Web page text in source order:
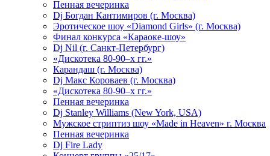
Пенная вечеринка
Dj Богдан Кантимиров (г. Москва)
Эротическое шоу «Diamond Girls» (г. Москва)
Финал конкурса «Караоке-шоу»
Dj Nil (г. Санкт-Петербург)
«Дискотека 80-90–х гг.»
Карандаш (г. Москва)
Dj Макс Короваев (г. Москва)
«Дискотека 80-90–х гг.»
Пенная вечеринка
Dj Stanley Williams (New York, USA)
Мужское стриптиз шоу «Made in Heaven» г. Москва
Пенная вечеринка
Dj Fire Lady